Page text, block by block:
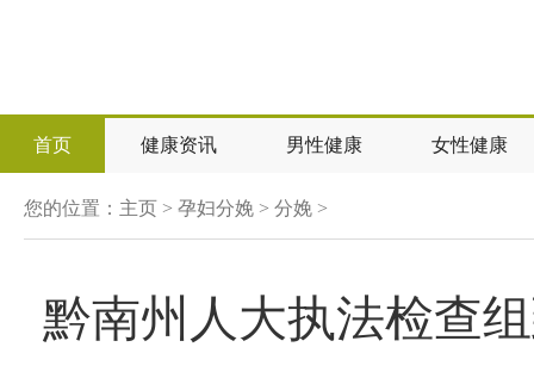
首页 健康资讯 男性健康 女性健康
您的位置： 主页 > 孕妇分娩 > 分娩 >
黔南州人大执法检查